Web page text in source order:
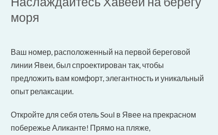
моря
Ваш номер, расположенный на первой береговой
линии Явеи, был спроектирован так, чтобы
предложить вам комфорт, элегантность и уникальный
опыт релаксации.
Откройте для себя отель Soul в Явее на прекрасном
побережье Аликанте! Прямо на пляже,